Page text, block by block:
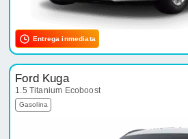
Entrega inmediata
Ford Kuga
1.5 Titanium Ecoboost
Gasolina